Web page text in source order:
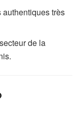
très
de la